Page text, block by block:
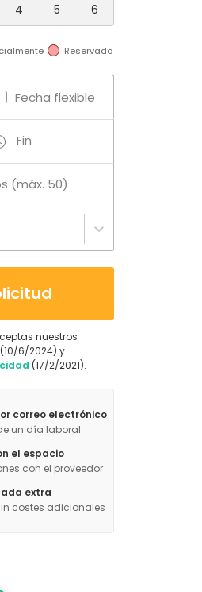
4 5 6
Reservado
Fecha flexible
Fin
(máx. 50)
nuestros
(10/6/2024) y
(17/2/2021).
correo electrónico
un día laboral
el espacio
con el proveedor
extra
costes adicionales